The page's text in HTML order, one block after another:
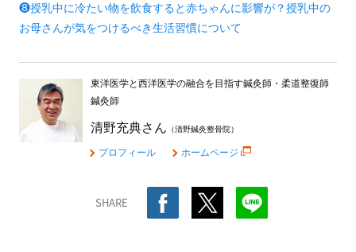
❽授乳中に冷たい物を飲食すると赤ちゃんに影響が？授乳中の
お母さんが気をつけるべき生活習慣について
東洋医学と西洋医学の融合を目指す鍼灸師・柔道整復師
鍼灸師
清野充典さん （清野鍼灸整骨院）
プロフィール ホームページ
SHARE